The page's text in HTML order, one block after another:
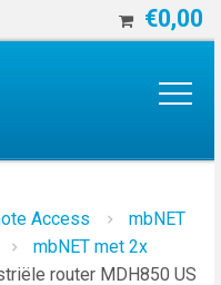
€0,00
Access
mbNET
mbNET met 2x
router MDH850 US